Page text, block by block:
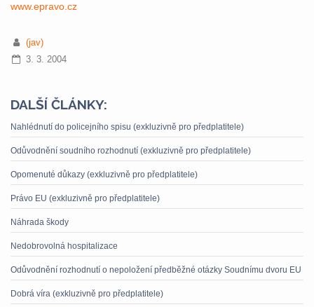
www.epravo.cz
(jav)
3. 3. 2004
DALŠÍ ČLÁNKY:
Nahlédnutí do policejního spisu (exkluzivně pro předplatitele)
Odůvodnění soudního rozhodnutí (exkluzivně pro předplatitele)
Opomenuté důkazy (exkluzivně pro předplatitele)
Právo EU (exkluzivně pro předplatitele)
Náhrada škody
Nedobrovolná hospitalizace
Odůvodnění rozhodnutí o nepoložení předběžné otázky Soudnímu dvoru EU
Dobrá víra (exkluzivně pro předplatitele)